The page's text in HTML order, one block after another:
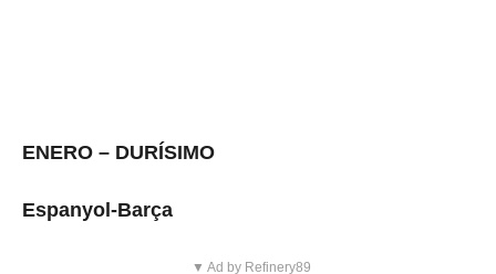
ENERO – DURÍSIMO
Espanyol-Barça
▼ Ad by Refinery89